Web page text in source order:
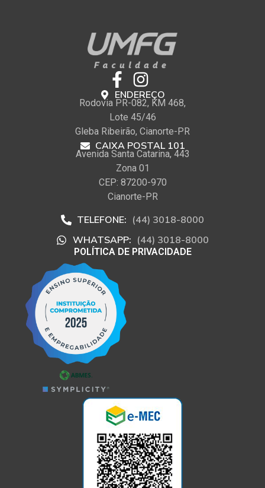
ENDEREÇO
Rodovia PR-082, KM 468,
Lote 45/46
Gleba Ribeirão, Cianorte-PR
CAIXA POSTAL 101
Avenida Santa Catarina, 443
Zona 01
CEP: 87200-970
Cianorte-PR
TELEFONE: (44) 3018-8000
WHATSAPP: (44) 3018-8000
POLÍTICA DE PRIVACIDADE